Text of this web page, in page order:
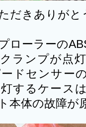
だきありがと
ローラーの
ランプが点
ドセンサー
するケース
本体の故障が